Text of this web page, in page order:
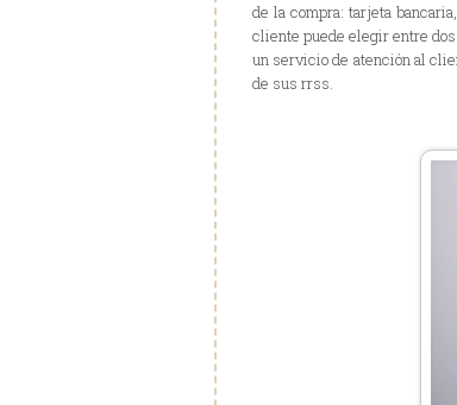
de la compra: tarjeta
cliente puede elegir entre dos
un servicio de atención al
de sus rrss.